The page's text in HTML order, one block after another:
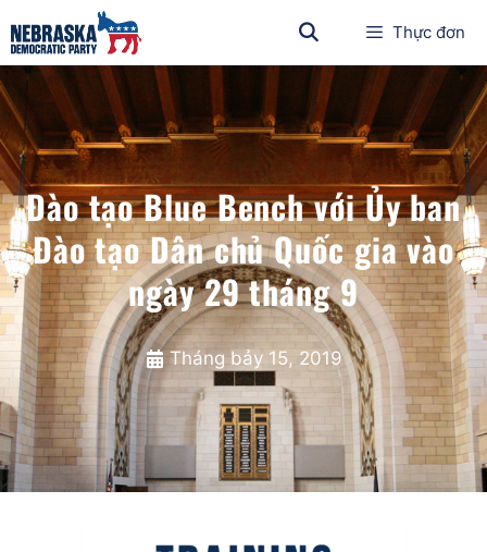
Thực đơn
Đào tạo Blue Bench với Ủy ban
Đào tạo Dân chủ Quốc gia vào
ngày 29 tháng 9
Tháng bảy 15, 2019